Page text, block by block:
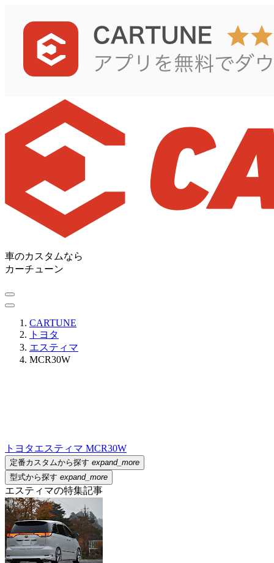
車のカスタムなら
カーチューン
CARTUNE
トヨタ
エスティマ
MCR30W
トヨタエスティマ MCR30W
定番カスタムから探す expand_more
型式から探す expand_more
エスティマの特集記事